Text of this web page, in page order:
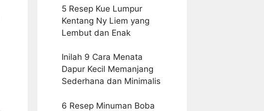
5 Resep Kue Lumpur
Kentang Ny Liem yang
Lembut dan Enak
Inilah 9 Cara Menata
Dapur Kecil Memanjang
Sederhana dan Minimalis
6 Resep Minuman Boba